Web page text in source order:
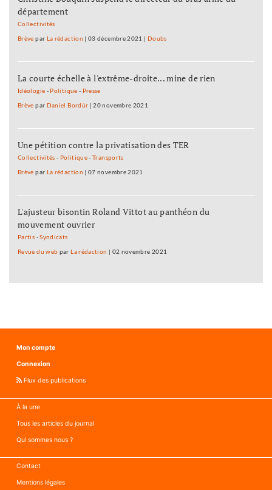
département
Collectivités
Brève par La rédaction |03 décembre 2021 | Doubs
La courte échelle à l'extrême-droite... mine de rien
Idéologie - Politique - Presse
Brève par Daniel Bordür |20 novembre 2021
Une pétition contre la privatisation des TER
Collectivités - Politique-Transports
Brève par La rédaction |07 novembre 2021
L'ajusteur bisontin Roland Vittot au panthéon du
mouvement ouvrier
Partis -Syndicats
Revue du web parLa rédaction | 02 novembre 2021
Mon compte
Connexion
Flux des publications
À la une
Tous les articles du journal
Qui sommes nous ?
Contact
Mentions légales